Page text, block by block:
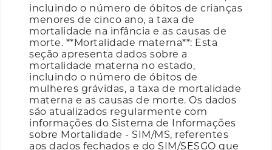
incluindo o número de óbitos de crianças
menores de cinco ano, a taxa de
mortalidade na infância e as causas de
morte. **Mortalidade materna**: Esta
seção apresenta dados sobre a
mortalidade materna no estado,
incluindo o número de óbitos de
mulheres grávidas, a taxa de mortalidade
materna e as causas de morte. Os dados
são atualizados regularmente com
informações do Sistema de Informações
sobre Mortalidade - SIM/MS, referentes
aos dados fechados e do SIM/SESGO que